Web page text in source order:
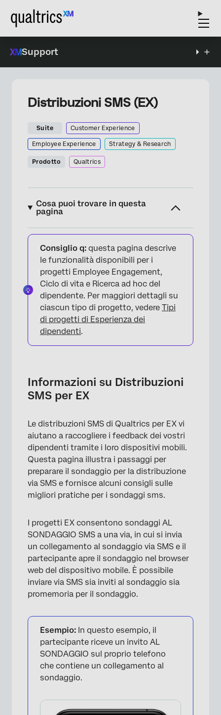
Support
Distribuzioni SMS (EX)
Suite Customer Experience
Employee Experience Strategy & Research
Prodotto Qualtrics
Cosa puoi trovare in questa
pagina
Informazioni su Distribuzioni SMS per EX
Crediti & Modelli di integrazione
Aggiunta di numeri di telefono ai
partecipanti
Invio di un sondaggio a 1 via via via SMS
Messaggi SMS ricorrenti per il ciclo di vita
distribuzione e scaricamento delle
cronologie di distribuzione
FAQs
Consiglio q: questa pagina descrive
le funzionalità disponibili per i
progetti Employee Engagement,
Ciclo di vita e Ricerca ad hoc del
dipendente. Per maggiori dettagli su
ciascun tipo di progetto, vedere Tipi
di progetti di Esperienza dei
dipendenti.
Informazioni su Distribuzioni
SMS per EX
Le distribuzioni SMS di Qualtrics per EX vi
aiutano a raccogliere i feedback dei vostri
dipendenti tramite i loro dispositivi mobili.
Questa pagina illustra i passaggi per
preparare il sondaggio per la distribuzione
via SMS e fornisce alcuni consigli sulle
migliori pratiche per i sondaggi sms.
I progetti EX consentono sondaggi AL
SONDAGGIO SMS a una via, in cui si invia
un collegamento al sondaggio via SMS e il
partecipante apre il sondaggio nel browser
web del dispositivo mobile. È possibile
inviare via SMS sia inviti al sondaggio sia
promemoria per il sondaggio.
Esempio: In questo esempio, il
partecipante riceve un invito AL
SONDAGGIO sul proprio telefono
che contiene un collegamento al
sondaggio.